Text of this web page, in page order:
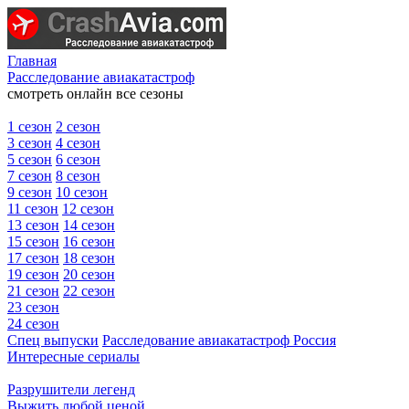
Главная
Расследование авиакатастроф
смотреть онлайн все сезоны
1 сезон 2 сезон
3 сезон 4 сезон
5 сезон 6 сезон
7 сезон 8 сезон
9 сезон 10 сезон
11 сезон 12 сезон
13 сезон 14 сезон
15 сезон 16 сезон
17 сезон 18 сезон
19 сезон 20 сезон
21 сезон 22 сезон
23 сезон
24 сезон
Спец выпуски Расследование авиакатастроф Россия
Интересные сериалы
Разрушители легенд
Выжить любой ценой